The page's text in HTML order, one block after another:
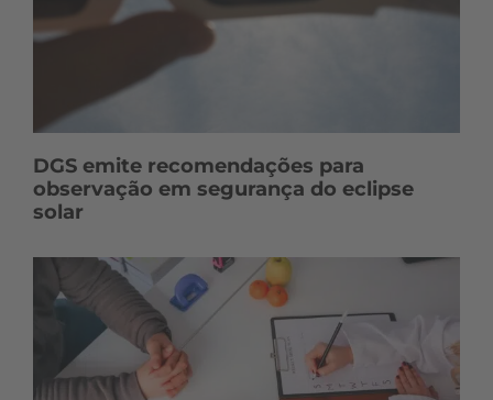
DGS emite recomendações para
observação em segurança do eclipse
solar